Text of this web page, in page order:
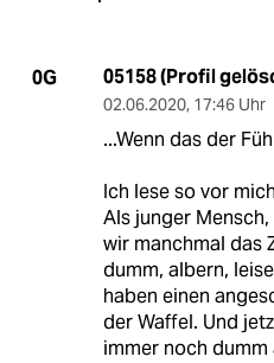
0G 05158 (Profil
02.06.2020, 17:46 Uhr
...Wenn das der
Ich lese so vor
Als junger
wir manchmal das
dumm, albern,
haben einen
der Waffel. Und
immer noch dumm